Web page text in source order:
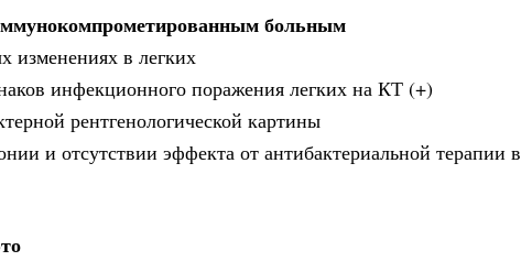
больным
изменениях в легких
инфекционного поражения легких на КТ (+)
рентгенологической картины
и отсутствии эффекта от антибактериальной терапии в